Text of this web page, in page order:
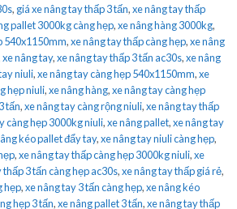
, giá xe nâng tay thấp 3 tấn,xe nâng tay thấp
pallet 3000kg càng hẹp,xe nâng hàng 3000kg,
540x1150mm,xe nâng tay thấp càng hẹp,xe nâng
xe nâng tay,xe nâng tay thấp 3 tấn ac30s,xe nâng
niuli,xe nâng tay càng hẹp 540x1150mm,xe
hẹp niuli,xe nâng hàng,xe nâng tay càng hẹp
tấn,xe nâng tay càng rộng niuli,xe nâng tay thấp
càng hẹp 3000kg niuli,xe nâng pallet,xe nâng tay
kéo pallet đẩy tay,xe nâng tay niuli càng hẹp,
,xe nâng tay thấp càng hẹp 3000kg niuli,xe
thấp 3 tấn càng hẹp ac30s,xe nâng tay thấp giá rẻ,
hẹp,xe nâng tay 3 tấn càng hẹp,xe nâng kéo
hẹp 3 tấn,xe nâng pallet 3 tấn,xe nâng tay thấp